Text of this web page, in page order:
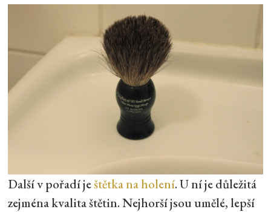
Další v pořadí ještětka na holení. U ní je důležitá
zejména kvalita štětin. Nejhorší jsou umělé, lepší